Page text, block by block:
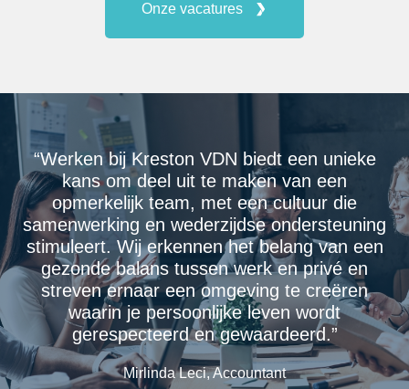
Onze vacatures
“Werken bij Kreston VDN biedt een unieke
kans om deel uit te maken van een
opmerkelijk team, met een cultuur die
samenwerking en wederzijdse ondersteuning
stimuleert. Wij erkennen het belang van een
gezonde balans tussen werk en privé en
streven ernaar een omgeving te creëren
waarin je persoonlijke leven wordt
gerespecteerd en gewaardeerd.”
Mirlinda Leci, Accountant